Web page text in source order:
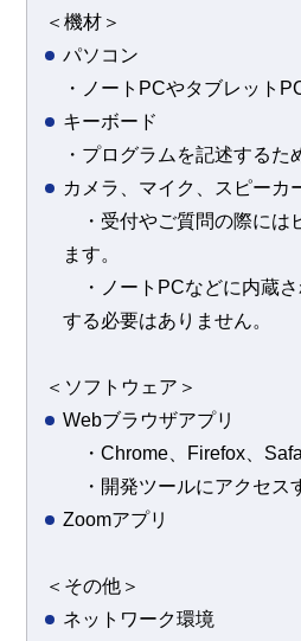
＜機材＞
パソコン
・ノートPCやタブレット
キーボード
・プログラムを記述するた
カメラ、マイク、スピーカ
・受付やご質問の際には
ます。
・ノートPCなどに内蔵
する必要はありません。
＜ソフトウェア＞
Webブラウザアプリ
・Chrome、Firefox、
・開発ツールにアクセス
Zoomアプリ
＜その他＞
ネットワーク環境